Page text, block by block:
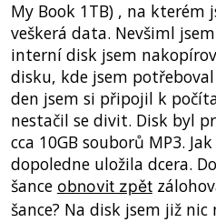
My Book 1TB) , na kterém
veškerá data. Nevšiml
interní disk jsem
disku, kde jsem
den jsem si připojil k
nestačil se divit. Disk byl
cca 10GB souborů MP3.
dopoledne uložila dcera.
šance obnovit zpět
šance? Na disk jsem již nic